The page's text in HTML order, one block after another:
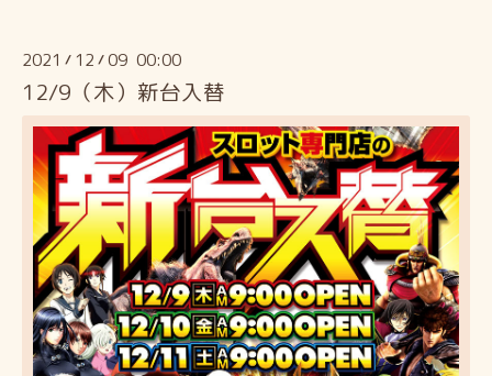
2021 / 12 /09 00:00
12/9（木）新台入替